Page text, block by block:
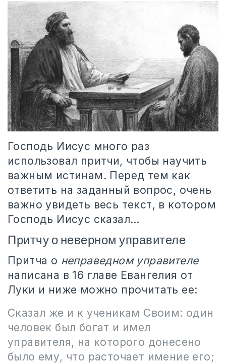
Господь Иисус много раз
использовал притчи, чтобы научить
важным истинам. Перед тем как
ответить на заданный вопрос, очень
важно увидеть весь текст, в котором
Господь Иисус сказал…
Притчу о неверном управителе
Притча о неправедном управителе
написана в 16 главе Евангелия от
Луки и ниже можно прочитать ее:
Сказал же и к ученикам Своим: один
человек был богат и имел
управителя, на которого донесено
было ему, что расточает имение его;